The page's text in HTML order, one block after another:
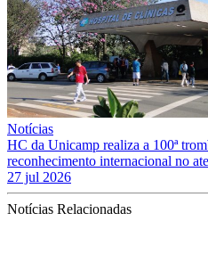
Notícias
HC da Unicamp realiza a 100ª
reconhecimento internacional no
27 jul 2026
Notícias Relacionadas